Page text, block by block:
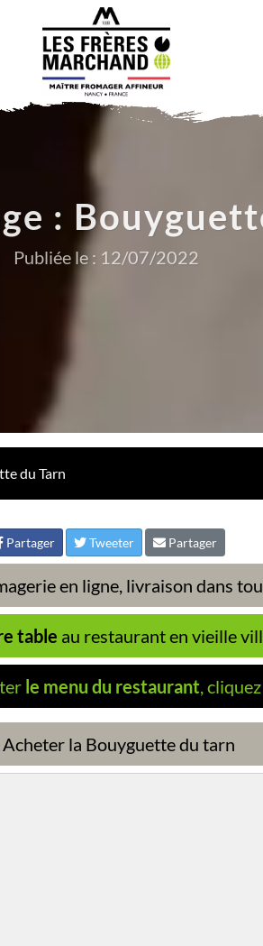
:
Publiée le : 12/07/2022
du Tarn
Partager Tweeter Partager
en ligne, livraison dans
table au restaurant en vieille
le menu du restaurant ,
Acheter la Bouyguette du tarn